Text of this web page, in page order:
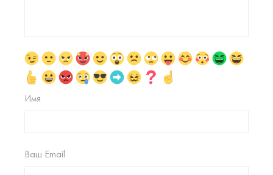
Имя
Ваш Email